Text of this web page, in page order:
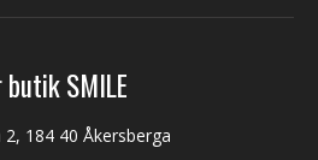
butik SMILE
2, 184 40 Åkersberga